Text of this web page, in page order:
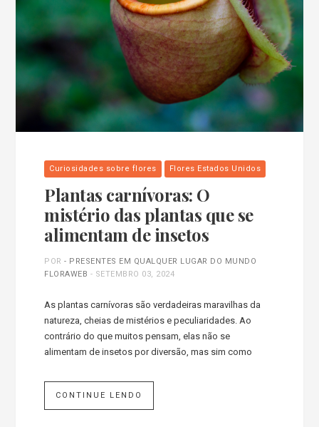
Curiosidades sobre flores Flores Estados Unidos
Plantas carnívoras: O
mistério das plantas que se
alimentam de insetos
POR- PRESENTES EM QUALQUER LUGAR DO MUNDO
FLORAWEB - SETEMBRO 03, 2024
As plantas carnívoras são verdadeiras maravilhas da
natureza, cheias de mistérios e peculiaridades. Ao
contrário do que muitos pensam, elas não se
alimentam de insetos por diversão, mas sim como
CONTINUE LENDO